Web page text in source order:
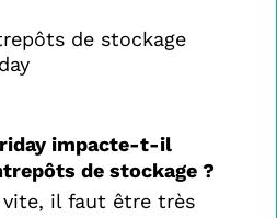
de stockage
impacte-t-il
de stockage ?
il faut être très